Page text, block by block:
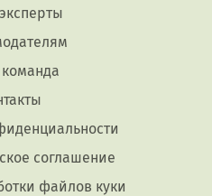
соглашение
файлов куки